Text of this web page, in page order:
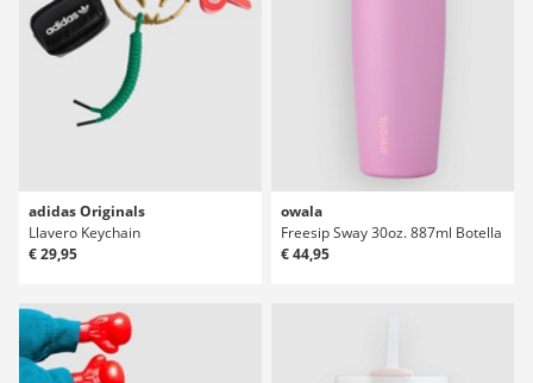
adidas Originals
Llavero Keychain
€ 29,95
owala
Freesip Sway 30oz. 887ml Botella
€ 44,95